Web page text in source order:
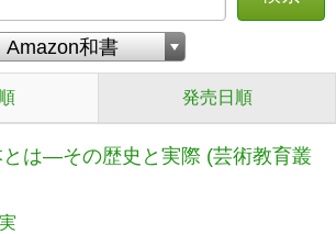
発売日順
とは―その歴史と実際 (芸術教育叢